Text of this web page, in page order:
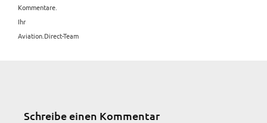
Kommentare.
Ihr
Aviation.Direct-Team
Schreibe einen Kommentar